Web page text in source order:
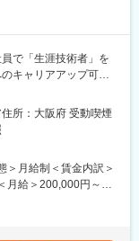
で「生涯技術者」を
キャリアアップ可／
ションです。
所：大阪府 受動喫煙
＞月給制＜賃金内訳＞
月給＞200,000円～